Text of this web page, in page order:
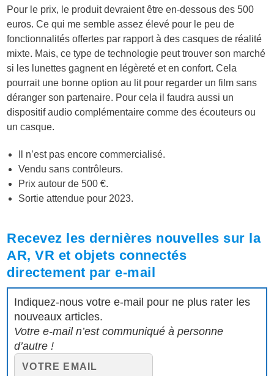
Pour le prix, le produit devraient être en-dessous des 500
euros. Ce qui me semble assez élevé pour le peu de
fonctionnalités offertes par rapport à des casques de réalité
mixte. Mais, ce type de technologie peut trouver son marché
si les lunettes gagnent en légèreté et en confort. Cela
pourrait une bonne option au lit pour regarder un film sans
déranger son partenaire. Pour cela il faudra aussi un
dispositif audio complémentaire comme des écouteurs ou
un casque.
Il n’est pas encore commercialisé.
Vendu sans contrôleurs.
Prix autour de 500 €.
Sortie attendue pour 2023.
Recevez les dernières nouvelles sur la
AR, VR et objets connectés
directement par e-mail
Indiquez-nous votre e-mail pour ne plus rater les
nouveaux articles.
Votre e-mail n’est communiqué à personne
d’autre !